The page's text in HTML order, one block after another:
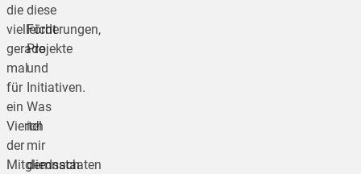
die
vielleicht
gerade
mal
für
ein
Viertel
der
Mitgliedsstaaten
diese
Förderungen,
Projekte
und
Initiativen.
Was
ich
mir
demnach